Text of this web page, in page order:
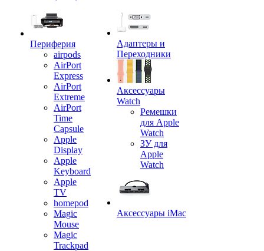
Периферия
airpods
AirPort
Express
AirPort
Extreme
AirPort
Time
Capsule
Apple
Display
Apple
Keyboard
Apple
TV
homepod
Magic
Mouse
Magic
Trackpad
Адаптеры и
Переходники
Аксессуары
Watch
Ремешки
для Apple
Watch
ЗУ для
Apple
Watch
Аксессуары iMac